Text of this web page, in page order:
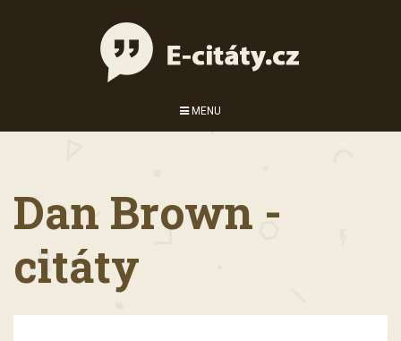
MENU
Dan Brown -
citáty